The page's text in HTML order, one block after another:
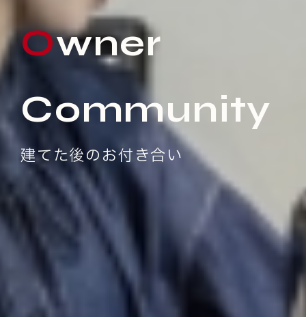
Owner
Community
建てた後のお付き合い